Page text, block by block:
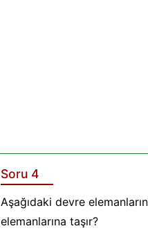
Soru 4
Aşağıdaki devre
elemanlarına taşır?